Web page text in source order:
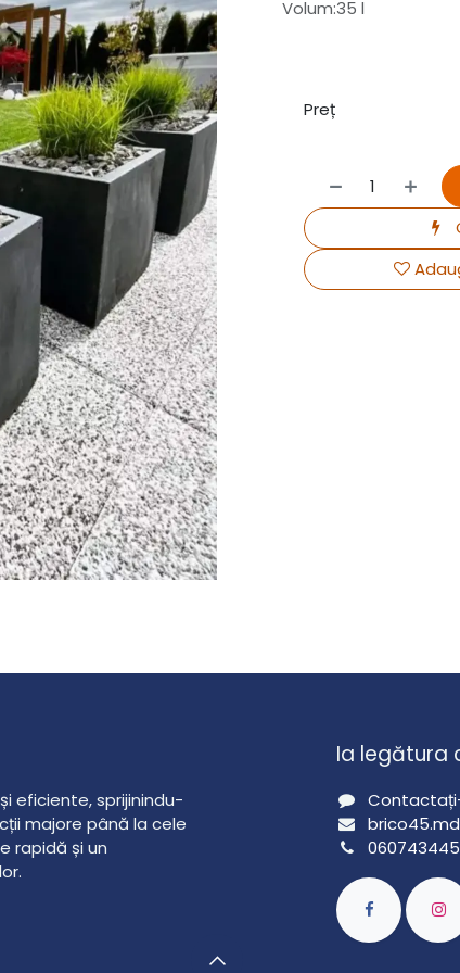
Volum:35 l
Preț
eficiente, sprijinindu-
majore până la cele
rapidă și un
Ia legătura
060743445